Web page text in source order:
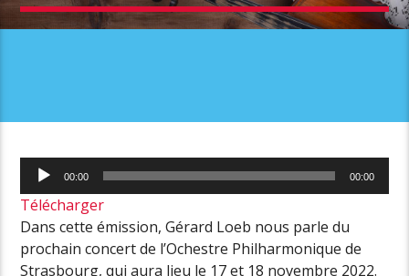
Lecteur
audio
00:00 00:00
Télécharger
Dans cette émission, Gérard Loeb nous parle du
prochain concert de l’Ochestre Philharmonique de
Strasbourg, qui aura lieu le 17 et 18 novembre 2022.